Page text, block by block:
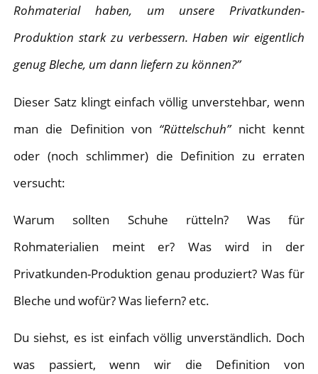
Rohmaterial haben, um unsere Privatkunden-
Produktion stark zu verbessern. Haben wir eigentlich
genug Bleche, um dann liefern zu können?”
Dieser Satz klingt einfach völlig unverstehbar, wenn
man die Definition von “Rüttelschuh”nicht kennt
oder (noch schlimmer) die Definition zu erraten
versucht:
Warum sollten Schuhe rütteln? Was für
Rohmaterialien meint er? Was wird in der
Privatkunden-Produktion genau produziert? Was für
Bleche und wofür? Was liefern? etc.
Du siehst, es ist einfach völlig unverständlich. Doch
was passiert, wenn wir die Definition von